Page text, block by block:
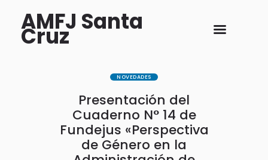
AMFJ Santa
Cruz
NOVEDADES
Presentación del
Cuaderno N° 14 de
Fundejus «Perspectiva
de Género en la